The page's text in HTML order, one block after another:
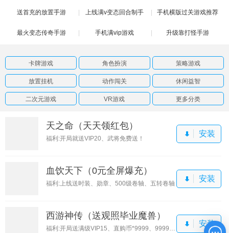
解版
送首充的放置手游 上线满v变态回合制手
游
手机横版过关游戏推荐
最火变态传奇手游 手机满vip游戏 升级靠打怪手游
卡牌游戏 角色扮演 策略游戏
放置挂机 动作闯关 休闲益智
二次元游戏 VR游戏 更多分类
天之命（天天领红包）
福利:开局就送VIP20、武将免费送！
安装
血饮天下（0元全屏爆充）
福利:上线送时装、勋章、500级卷轴、五转卷轴
安装
西游神传（送观照毕业魔兽）
安装